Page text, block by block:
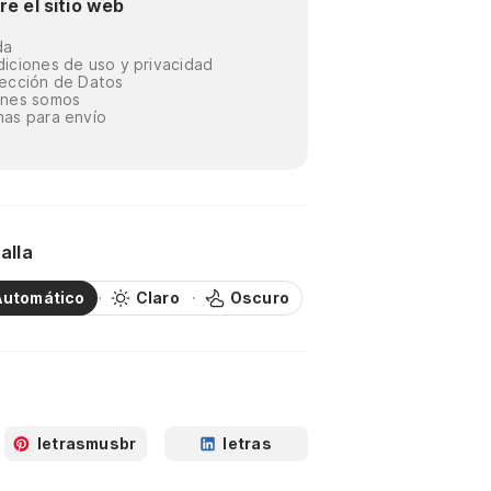
el sitio web
de uso y privacidad
de Datos
somos
para envío
Claro Oscuro
letrasmusbr letras